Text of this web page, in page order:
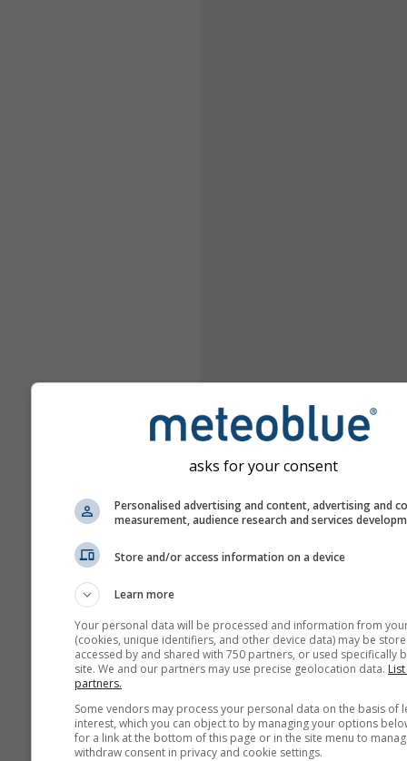
asks for your consent
Personalised advertising and content, advertising and
measurement, audience research and services
Store and/or access information on a device
Learn more
Your personal data will be processed and information from
(cookies, unique identifiers, and other device data) may be
accessed by and shared with 750 partners, or used specifically
site. We and our partners may use precise geolocation data.
partners.
Some vendors may process your personal data on the basis of
interest, which you can object to by managing your options
for a link at the bottom of this page or in the site menu to
withdraw consent in privacy and cookie settings.